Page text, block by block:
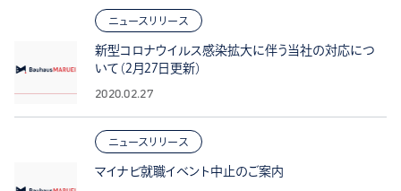
ニュースリリース
新型コロナウイルス感染拡大に伴う当社の対応につ
いて（2月27日更新）
2020.02.27
ニュースリリース
マイナビ就職イベント中止のご案内